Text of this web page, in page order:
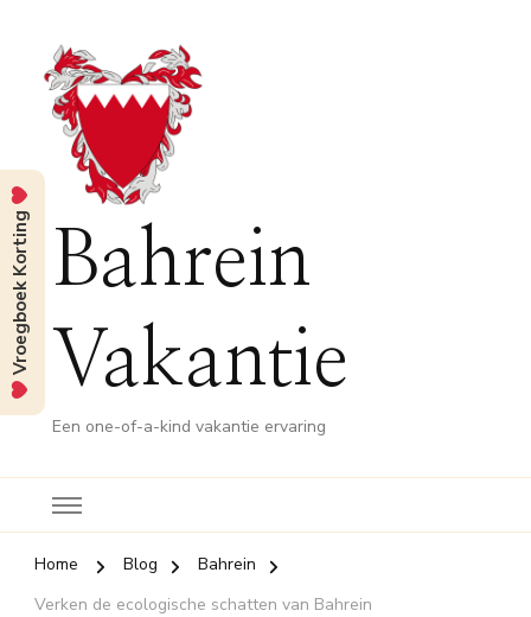
Bahrein
Vakantie
Een one-of-a-kind vakantie ervaring
Home Blog
Bahrein
Verken de ecologische schatten van Bahrein
Vroegboek Korting